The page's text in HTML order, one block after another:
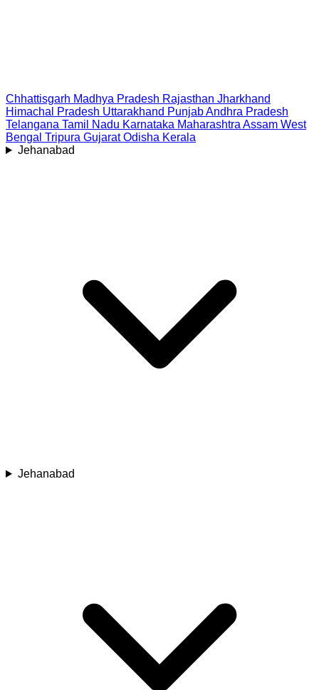
Chhattisgarh Madhya Pradesh Rajasthan Jharkhand
Himachal Pradesh Uttarakhand PunjabAndhra Pradesh
Telangana Tamil Nadu Karnataka Maharashtra Assam West
Bengal Tripura Gujarat Odisha Kerala
Jehanabad
Jehanabad